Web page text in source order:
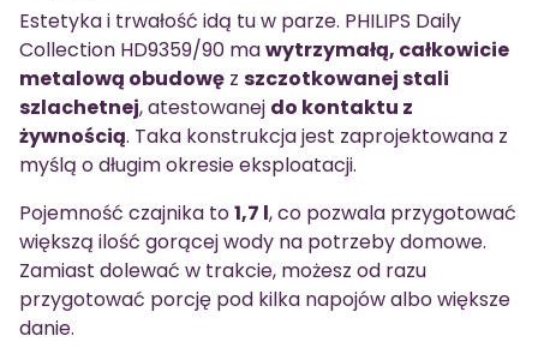
Estetyka i trwałość idą tu w parze. PHILIPS Daily
Collection HD9359/90 mawytrzymałą, całkowicie
metalową obudowę z szczotkowanej stali
szlachetnej, atestowanej do kontaktu z
żywnością. Taka konstrukcja jest zaprojektowana z
myślą o długim okresie eksploatacji.
Pojemność czajnika to1,7 l, co pozwala przygotować
większą ilość gorącej wody na potrzeby domowe.
Zamiast dolewać w trakcie, możesz od razu
przygotować porcję pod kilka napojów albo większe
danie.